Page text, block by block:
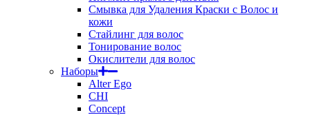
Смывка для Удаления Краски с Волос и
кожи
Стайлинг для волос
Тонирование волос
Окислители для волос
Наборы
Alter Ego
CHI
Concept